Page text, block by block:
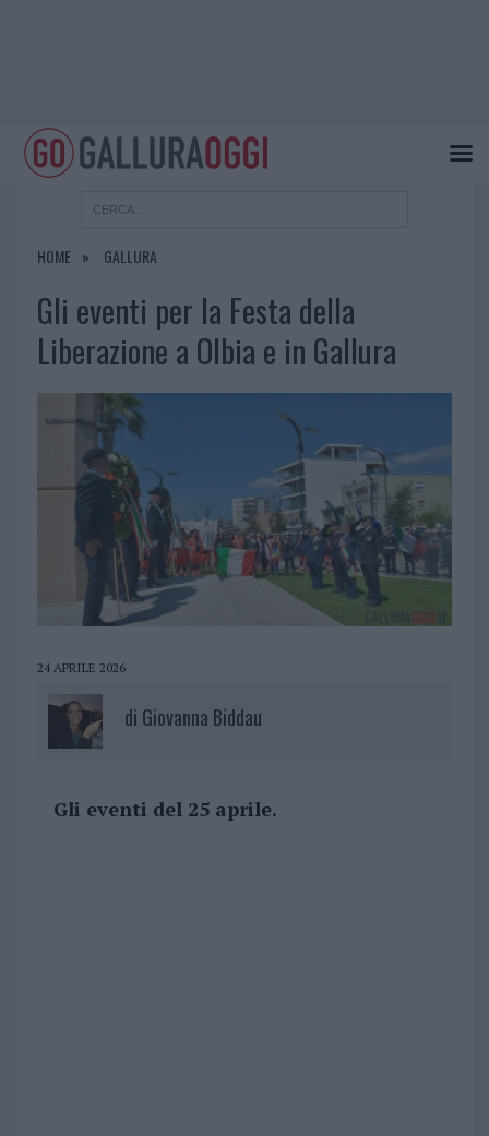
HOME GALLURA
Gli eventi per la Festa della
Liberazione a Olbia e in Gallura
24 APRILE 2026
di Giovanna Biddau
Gli eventi del 25 aprile.